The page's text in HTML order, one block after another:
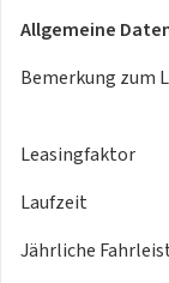
- Auspark-
- Aussenspiegel
-
- Ausstattung GT-
-
- Berganfahr-
Allgemeine
Bemerkung zum
Leasingfaktor
Laufzeit
Jährliche